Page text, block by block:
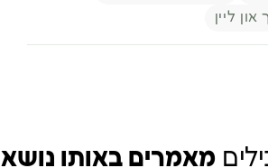
ליין
מאמרים באותו נושא